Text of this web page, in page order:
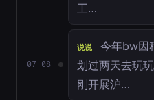
工…
07-08
说说
今年bw因
划过两天去玩
刚开展沪…